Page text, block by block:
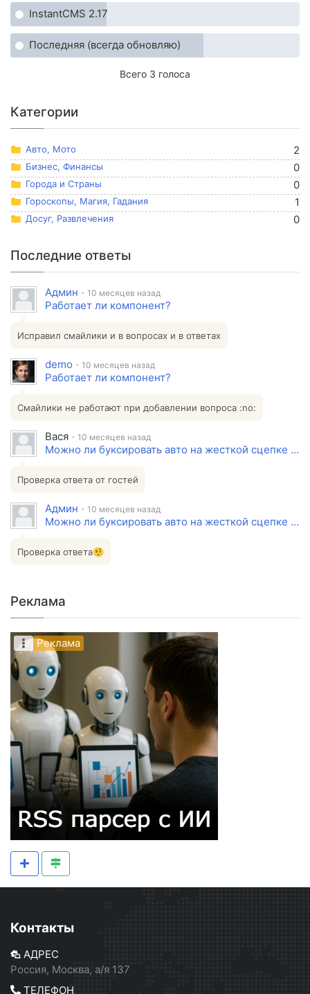
InstantCMS 2.17
Последняя (всегда обновляю)
Всего 3 голоса
Категории
Авто, Мото 2
Бизнес, Финансы 0
Города и Страны 0
Гороскопы, Магия, Гадания 1
Досуг, Развлечения 0
Последние ответы
Админ - 10 месяцев назад
Работает ли компонент?
Исправил смайлики и в вопросах и в ответах
demo - 10 месяцев назад
Работает ли компонент?
Смайлики не работают при добавлении вопроса :no:
Вася - 10 месяцев назад
Можно ли буксировать авто на жесткой сцепке или подкате, если авто снято с учета?
Проверка ответа от гостей
Админ - 10 месяцев назад
Можно ли буксировать авто на жесткой сцепке или подкате, если авто снято с учета?
Проверка ответа🤨
Реклама
Реклама
Контакты
АДРЕС
Россия, Москва, а/я 137
ТЕЛЕФОН